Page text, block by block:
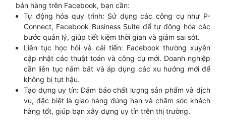
bán hàng trên Facebook, bạn cần:
Tự động hóa quy trình: Sử dụng các công cụ như P-
Connect, Facebook Business Suite để tự động hóa các
bước quản lý, giúp tiết kiệm thời gian và giảm sai sót.
Liên tục học hỏi và cải tiến: Facebook thường xuyên
cập nhật các thuật toán và công cụ mới. Doanh nghiệp
cần liên tục nắm bắt và áp dụng các xu hướng mới để
không bị tụt hậu.
Tạo dựng uy tín: Đảm bảo chất lượng sản phẩm và dịch
vụ, đặc biệt là giao hàng đúng hạn và chăm sóc khách
hàng tốt, giúp bạn xây dựng uy tín trên thị trường.